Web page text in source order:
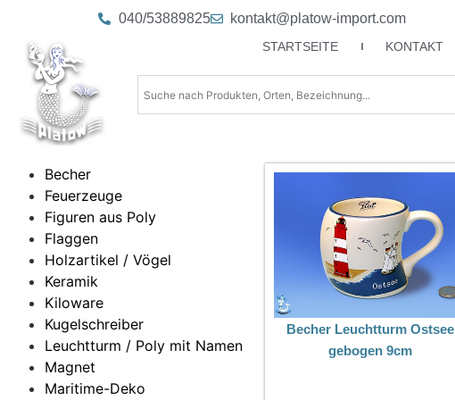
040/53889825 kontakt@platow-import.com
STARTSEITE KONTAKT
Becher
Feuerzeuge
Figuren aus Poly
Flaggen
Holzartikel / Vögel
Keramik
Kiloware
Kugelschreiber
Leuchtturm / Poly mit Namen
Magnet
Maritime-Deko
Becher Leuchtturm Ostsee
gebogen 9cm